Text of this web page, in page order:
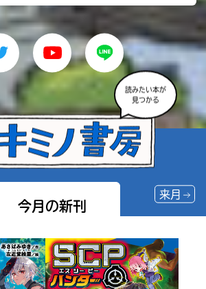
読みたい本が
見つかる
今月の新刊
来月